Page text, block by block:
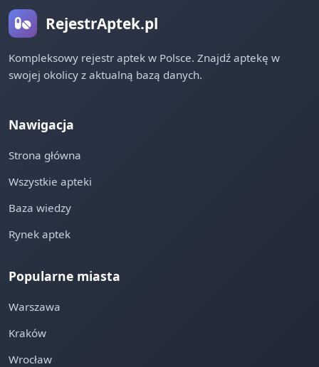
RejestrAptek.pl
Kompleksowy rejestr aptek w Polsce. Znajdź aptekę w
swojej okolicy z aktualną bazą danych.
Nawigacja
Strona główna
Wszystkie apteki
Baza wiedzy
Rynek aptek
Popularne miasta
Warszawa
Kraków
Wrocław